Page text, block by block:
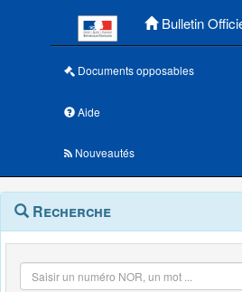
Bulletin
Documents opposables
Aide
Nouveautés
Navigation
outils
Menu
contextuel
Recherche